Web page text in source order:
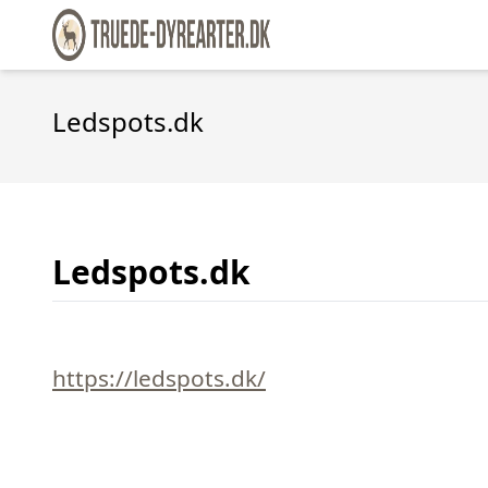
Ledspots.dk
Ledspots.dk
https://ledspots.dk/